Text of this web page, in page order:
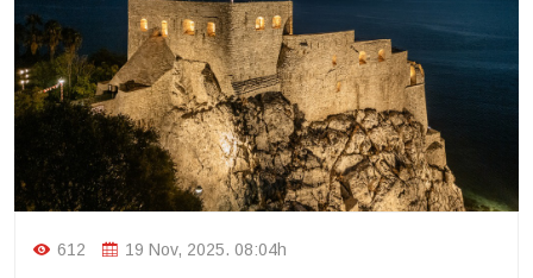
612 19 Nov, 2025. 08:04h